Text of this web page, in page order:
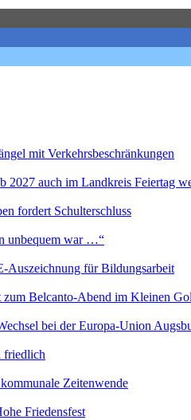
mit Verkehrsbeschränkungen
2027 auch im Land­kreis Feier­tag
fordert Schulterschluss
unbequem war …“
Auszeichnung für Bildungsarbeit
Belcanto-Abend im Kleinen
bei der Europa-Union
friedlich
Zeitenwende
Friedensfest